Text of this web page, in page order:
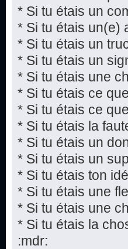
* Si tu étais un
* Si tu étais un(e)
* Si tu étais un
* Si tu étais un
* Si tu étais une
* Si tu étais ce
* Si tu étais ce
* Si tu étais la
* Si tu étais un
* Si tu étais un
* Si tu étais ton
* Si tu étais une
* Si tu étais une
* Si tu étais la
:mdr: